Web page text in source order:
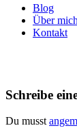
Blog
Über mich
Kontakt
Schreibe
Du musst